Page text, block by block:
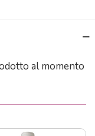
al momento